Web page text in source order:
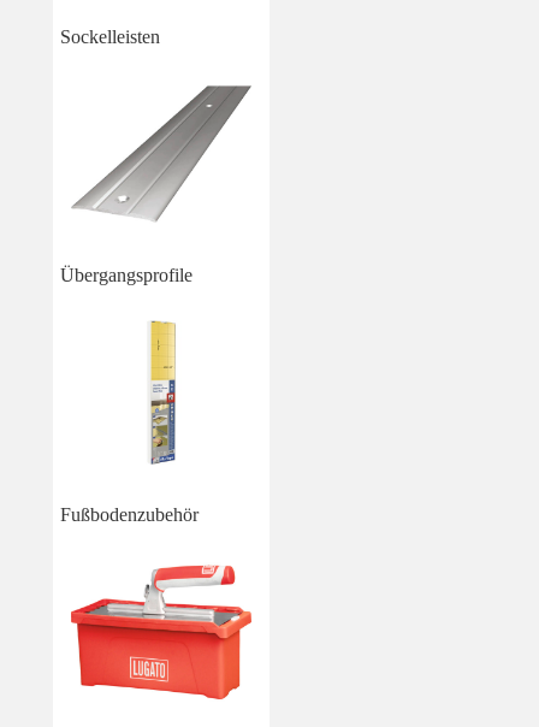
Sockelleisten
Übergangsprofile
Fußbodenzubehör